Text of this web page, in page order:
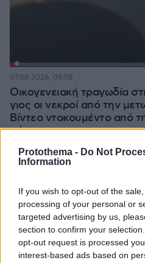
Protothema - Do Not
Information
If you wish to opt-out of the
processing of your personal or
targeted advertising by us,
section to confirm your
opt-out request is processed
interest-based ads based on
Οικογενειακή τραγωδία
γιος οι νεκροί από την
Βίντεο ντοκουμέντο από
σύγκρουσης
07.08.2026, 09:58